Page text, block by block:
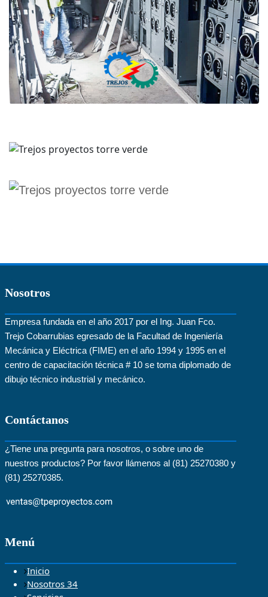
Nosotros
Empresa fundada en el año 2017 por el Ing. Juan Fco.
Trejo Cobarrubias egresado de la Facultad de Ingeniería
Mecánica y Eléctrica (FIME) en el año 1994 y 1995 en el
centro de capacitación técnica # 10 se toma diplomado de
dibujo técnico industrial y mecánico.
Contáctanos
¿Tiene una pregunta para nosotros, o sobre uno de
nuestros productos? Por favor llámenos al (81) 25270380 y
(81) 25270385.
Menú
Inicio
Nosotros 34